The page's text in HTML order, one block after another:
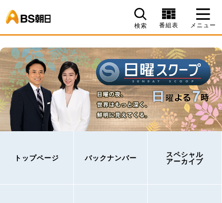
検索 番組表 メニュー
トップページ バックナンバー
スペシャル
アーカイブ